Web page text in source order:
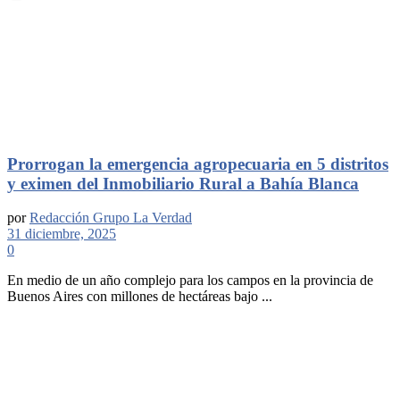
Prorrogan la emergencia agropecuaria en 5 distritos
y eximen del Inmobiliario Rural a Bahía Blanca
por Redacción Grupo La Verdad
31 diciembre, 2025
0
En medio de un año complejo para los campos en la provincia de
Buenos Aires con millones de hectáreas bajo ...